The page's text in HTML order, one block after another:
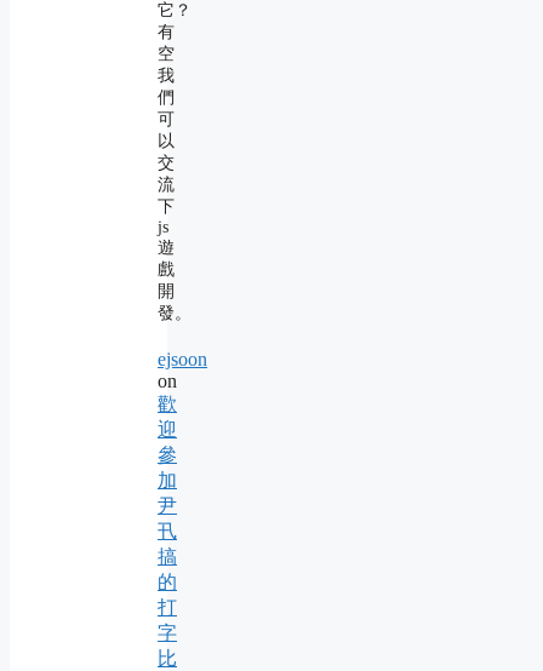
它？
有
空
我
們
可
以
交
流
下
js
遊
戲
開
發。
ejsoon
on
歡
迎
參
加
尹
卂
搞
的
打
字
比